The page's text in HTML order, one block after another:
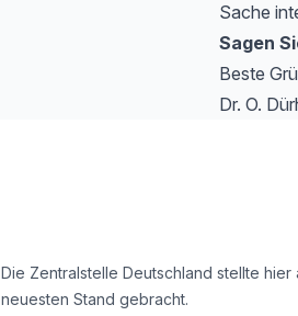
Sache
Sagen
Beste
Dr. O.
Die Zentralstelle Deutschland stellte
neuesten Stand gebracht.